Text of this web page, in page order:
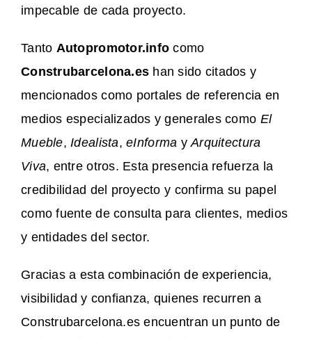
impecable de cada proyecto.
Tanto Autopromotor.info como
Construbarcelona.es han sido citados y
mencionados como portales de referencia en
medios especializados y generales como El
Mueble,Idealista,eInforma yArquitectura
Viva, entre otros. Esta presencia refuerza la
credibilidad del proyecto y confirma su papel
como fuente de consulta para clientes, medios
y entidades del sector.
Gracias a esta combinación de experiencia,
visibilidad y confianza, quienes recurren a
Construbarcelona.es encuentran un punto de